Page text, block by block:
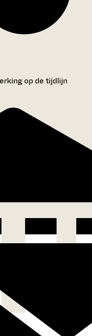
op de tijdlijn